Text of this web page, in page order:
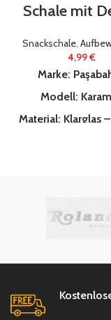
Schale mit
Snackschale,
4,99€
Marke:
Modell:
Material: Klarglas
sicheren Stand
Größe: Ø ca. 10
Höhe mit Deckel